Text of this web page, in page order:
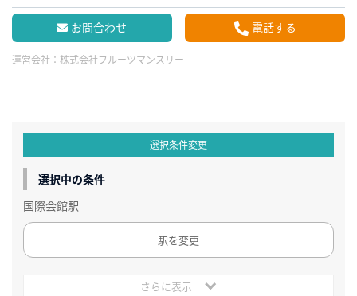
お問合わせ 電話する
運営会社： 株式会社フルーツマンスリー
選択条件変更
選択中の条件
国際会館駅
駅を変更
さらに表示